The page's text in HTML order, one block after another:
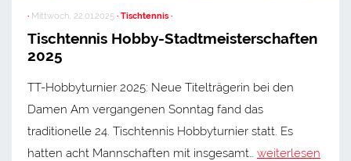
· Mittwoch, 22.01.2025 · Tischtennis ·
Tischtennis Hobby-Stadtmeisterschaften
2025
TT-Hobbyturnier 2025: Neue Titelträgerin bei den
Damen Am vergangenen Sonntag fand das
traditionelle 24. Tischtennis Hobbyturnier statt. Es
hatten acht Mannschaften mit insgesamt… weiterlesen